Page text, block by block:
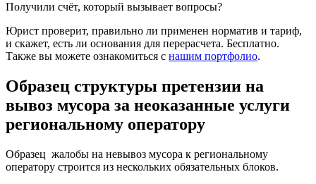
Получили счёт, который вызывает вопросы?
Юрист проверит, правильно ли применен норматив и тариф,
и скажет, есть ли основания для перерасчета. Бесплатно.
Также вы можете ознакомиться с нашим портфолио.
Образец структуры претензии на
вывоз мусора за неоказанные услуги
региональному оператору
Образец жалобы на невывоз мусора к региональному
оператору строится из нескольких обязательных блоков.